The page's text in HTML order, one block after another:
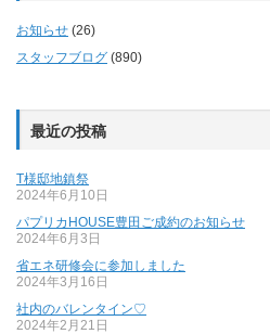
お知らせ (26)
スタッフブログ (890)
最近の投稿
T様邸地鎮祭
2024年6月10日
パプリカHOUSE豊田ご成約のお知らせ
2024年6月3日
省エネ研修会に参加しました
2024年3月16日
社内のバレンタイン♡
2024年2月21日